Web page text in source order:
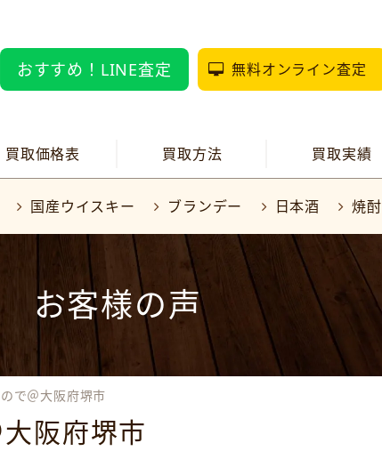
おすすめ！LINE査定 無料オンライン査定
買取価格表 買取方法 買取実績
国産ウイスキー ブランデー 日本酒 焼酎
お客様の声
で＠大阪府堺市
阪府堺市